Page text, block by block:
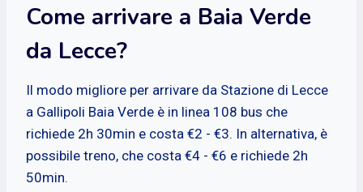
Come arrivare a Baia Verde
da Lecce?
Il modo migliore per arrivare da Stazione di Lecce
a Gallipoli Baia Verde è in linea 108 bus che
richiede 2h 30min e costa €2 - €3. In alternativa, è
possibile treno, che costa €4 - €6 e richiede 2h
50min.